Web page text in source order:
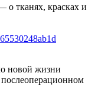
тканях, красках и
новой жизни